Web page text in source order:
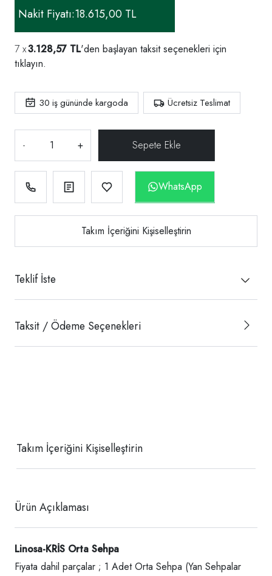
Nakit Fiyatı:18.615,00 TL
3.128,57 TL'den başlayan taksit seçenekleri için
tıklayın.
30 iş gününde kargoda Ücretsiz Teslimat
- +
WhatsApp
Takım İçeriğini Kişiselleştirin
Teklif İste
Taksit / Ödeme Seçenekleri
Takım İçeriğini Kişiselleştirin
Ürün Açıklaması
Linosa-KRİS Orta Sehpa
Fiyata dahil parçalar ; 1 Adet Orta Sehpa (Yan Sehpalar